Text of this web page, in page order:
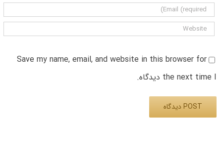
Save my name, email, and website in this browser for
the next time I دیدگاه.